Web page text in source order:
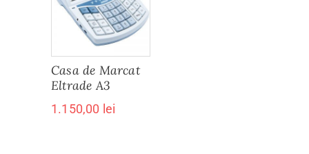
Casa de Marcat
Eltrade A3
1.150,00 lei